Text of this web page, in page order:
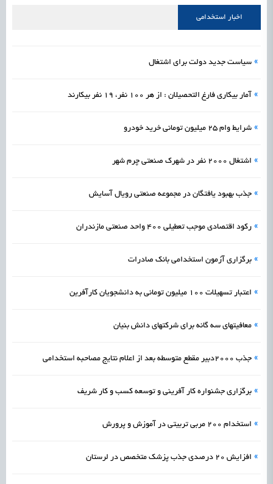
اشتغال و کارآفرینی
اخبار استخدامی
» سیاست جدید دولت برای اشتغال
» آمار بیکاری فارغ التحصیلان : از هر 100 نفر، 19 نفر بیکارند
» شرایط وام 25 میلیون تومانی خرید خودرو
» اشتغال 2000 نفر در شهرک صنعتی چرم شهر
» جذب بهبود یافتگان در مجموعه صنعتی رویال آسایش
» رکود اقتصادی موجب تعطیلی 400 واحد صنعتی مازندران
» برگزاری آزمون استخدامی بانک صادرات
» اعتبار تسهیلات 100 میلیون تومانی به دانشجویان کارآفرین
» معافیتهای سه گانه برای شرکتهای دانش بنیان
» جذب 2000دبیر مقطع متوسطه بعد از اعلام نتایج مصاحبه استخدامی
» برگزاری جشنواره کار آفرینی و توسعه کسب و کار شریف
» استخدام 200 مربی تربیتی در آموزش و پرورش
» افزایش 20 درصدی جذب پزشک متخصص در لرستان